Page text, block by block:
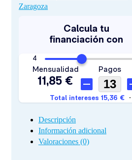
Zaragoza
Descripción
Información adicional
Valoraciones (0)